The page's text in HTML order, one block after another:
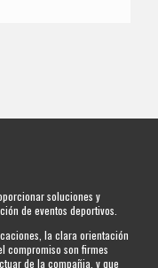
soluciones y
de eventos deportivos.
la clara orientación
compromiso son firmes
de la compañia, y que